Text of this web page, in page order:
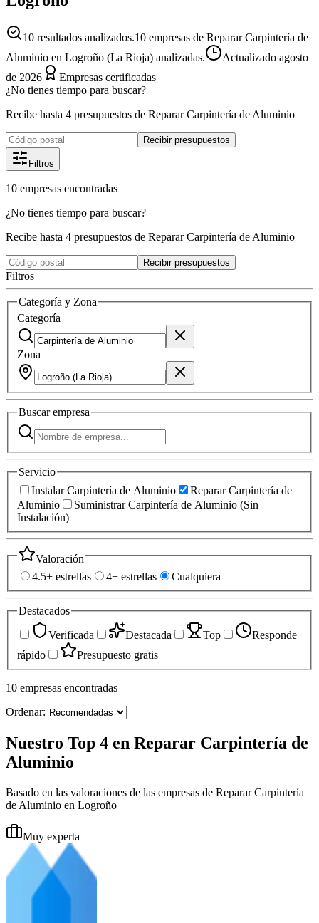
10 resultados analizados.10 empresas de Reparar Carpintería de
Aluminio en Logroño (La Rioja) analizadas.
Actualizado agosto
de 2026
Empresas certificadas
¿No tienes tiempo para buscar?
Recibe hasta 4 presupuestos de Reparar Carpintería de Aluminio
Recibir presupuestos
Filtros
10 empresas encontradas
¿No tienes tiempo para buscar?
Recibe hasta 4 presupuestos de Reparar Carpintería de Aluminio
Recibir presupuestos
Filtros
Categoría y Zona
Categoría
Zona
Buscarempresa
Servicio
Instalar Carpintería de Aluminio
Reparar Carpintería de
Aluminio
Suministrar Carpintería de Aluminio (Sin
Instalación)
Valoración
4.5+ estrellas
4+ estrellas Cualquiera
Destacados
Verificada
Destacada Top
Responde
rápido
Presupuesto gratis
10 empresas encontradas
Ordenar:
Nuestro Top 4 en Reparar Carpintería de
Aluminio
Basado en las valoraciones de las empresas de Reparar Carpintería
de Aluminio en Logroño
Muy experta